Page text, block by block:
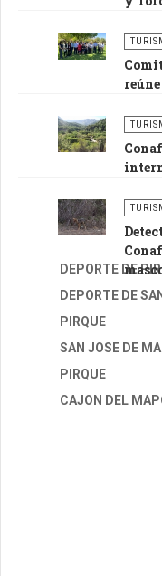
DEPORTE DE
DEPORTE DE
PIRQUE
SAN JOSE DE
PIRQUE
CAJON DEL